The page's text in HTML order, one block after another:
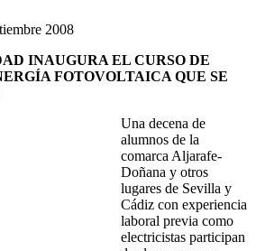
2008
INAUGURA EL CURSO DE
FOTOVOLTAICA QUE SE
Una decena de
alumnos de la
comarca Aljarafe-
Doñana y otros
lugares de Sevilla y
Cádiz con experiencia
laboral previa como
electricistas participan